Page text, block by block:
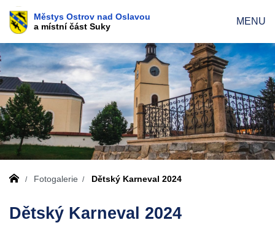
Fotogalerie Dětský Karneval 2024
Dětský Karneval 2024
Městys Ostrov nad Oslavou
a místní část Suky
MENU